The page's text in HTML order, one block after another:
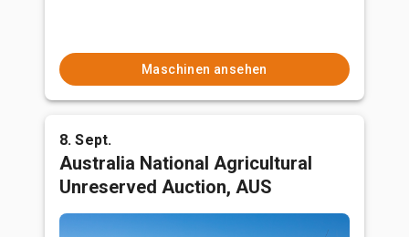
Maschinen ansehen
8. Sept.
Australia National Agricultural
Unreserved Auction, AUS